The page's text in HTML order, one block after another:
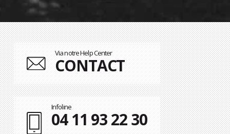
Via notre Help Center
CONTACT
Infoline
04 11 93 22 30